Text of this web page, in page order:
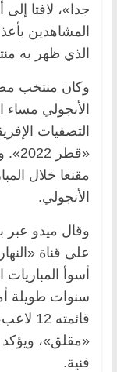
جدا»، لافتا
المشاهدين
الذي ظهر به
وكان منتخب
الأنجولي
التصفيات
مقنعا خلال
الأنجولي.
وقال ميدو عبر
على قناة
أسوأ
سنوات طويلة
«مقلق»،
فنية.